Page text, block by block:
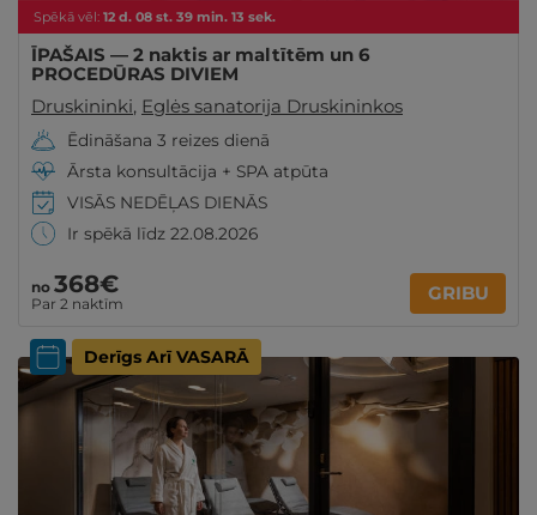
Spēkā vēl: 12 d. 08 st. 39 min. 11sek.
ĪPAŠAIS — 2 naktis ar maltītēm un 6
PROCEDŪRAS DIVIEM
Druskininki, Eglės sanatorija Druskininkos
Ēdināšana 3 reizes dienā
Ārsta konsultācija + SPA atpūta
VISĀS NEDĒĻAS DIENĀS
Ir spēkā līdz 22.08.2026
no 368€
Par 2 naktīm GRIBU
Derīgs Arī VASARĀ